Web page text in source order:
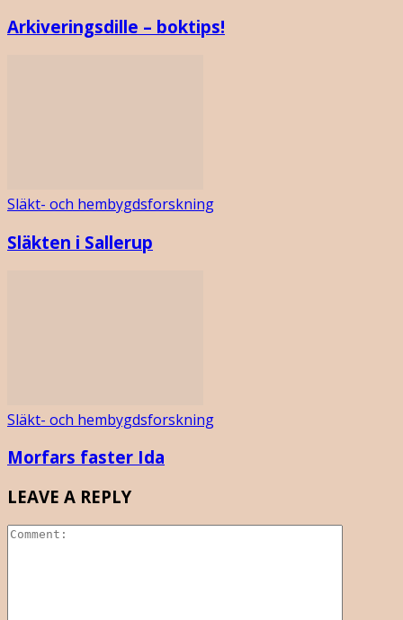
Arkiveringsdille – boktips!
Släkt- och hembygdsforskning
Släkten i Sallerup
Släkt- och hembygdsforskning
Morfars faster Ida
LEAVE A REPLY